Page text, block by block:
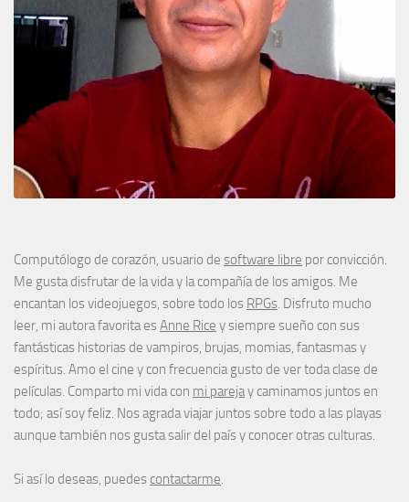
Computólogo de corazón, usuario de software libre por convicción.
Me gusta disfrutar de la vida y la compañía de los amigos. Me
encantan los videojuegos, sobre todo los RPGs. Disfruto mucho
leer, mi autora favorita esAnne Rice y siempre sueño con sus
fantásticas historias de vampiros, brujas, momias, fantasmas y
espíritus. Amo el cine y con frecuencia gusto de ver toda clase de
películas. Comparto mi vida con mi parejay caminamos juntos en
todo; así soy feliz. Nos agrada viajar juntos sobre todo a las playas
aunque también nos gusta salir del país y conocer otras culturas.
Si así lo deseas, puedes contactarme.